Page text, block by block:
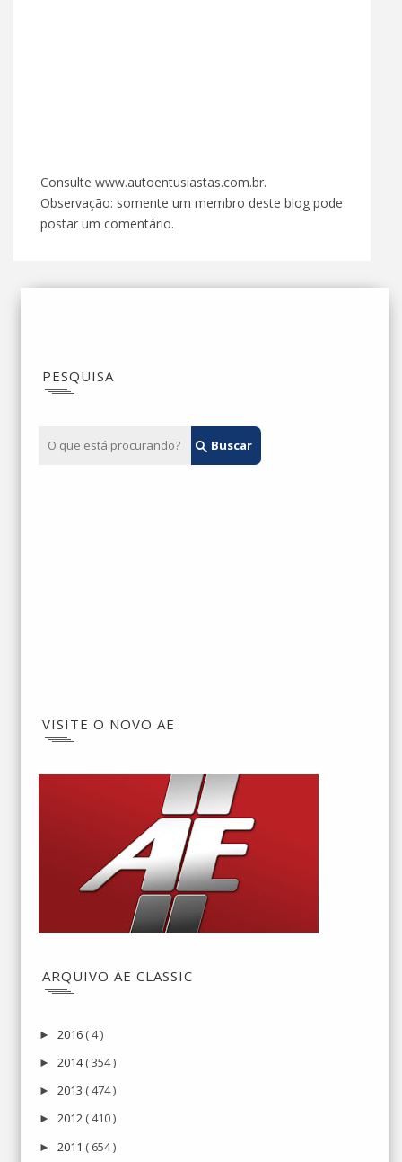
Consulte www.autoentusiastas.com.br.
Observação: somente um membro deste blog pode
postar um comentário.
PESQUISA
VISITE O NOVO AE
ARQUIVO AE CLASSIC
► 2016 ( 4 )
► 2014( 354 )
► 2013 ( 474 )
► 2012 ( 410 )
► 2011 ( 654 )